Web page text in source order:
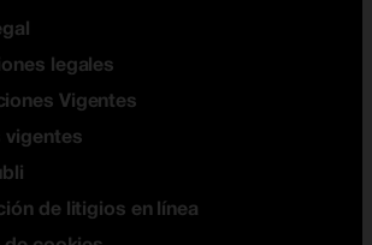
legales
Vigentes
vigentes
de litigios en línea